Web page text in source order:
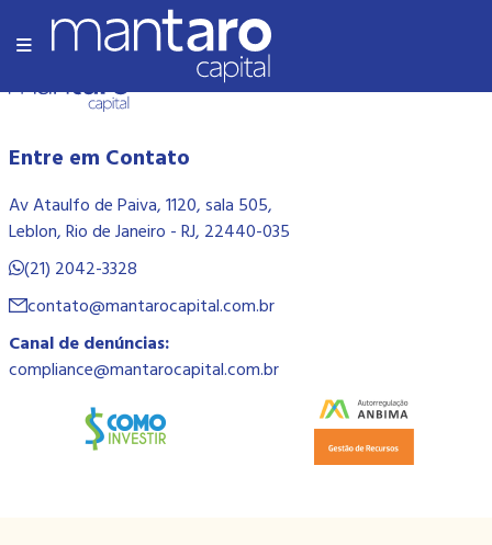
Olá Mundo!
Entre em Contato
Av Ataulfo de Paiva, 1120, sala 505,
Leblon, Rio de Janeiro - RJ, 22440-035
(21) 2042-3328
contato@mantarocapital.com.br
Canal de denúncias:
compliance@mantarocapital.com.br